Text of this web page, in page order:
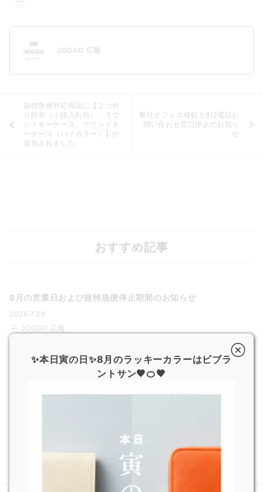
JOGGO 広報
超特急便対応商品に【２つ折
り財布（小銭入れ付）、ラウ
ンドキーケース、ラウンドキ
ーケース（バイカラー）】が
追加されました
弊社オフィス移転と8/2電話お
問い合わせ窓口停止のお知ら
せ
おすすめ記事
8月の営業日および超特急便停止期間のお知らせ
2026.7.29
JOGGO 広報
熊本県で発生した地震の影響による配送遅延について
2026.7.29
✨本日寅の日✨8月のラッキーカラーはビブラ
ントサン🧡🍊🧡